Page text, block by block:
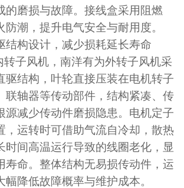
的磨损与故障。接线盒采用阻燃
防潮，提升电气安全与耐用度。
结构设计，减少损耗延长寿命
子风机，南洋有为外转子风机采
驱结构，叶轮直接压装在电机转子
联轴器等传动部件，结构紧凑、传
源减少传动件磨损隐患。电机定子
，运转时可借助气流自冷却，散热
时间高温运行导致的线圈老化，显
寿命。整体结构无易损传动件，运
幅降低故障概率与维护成本。